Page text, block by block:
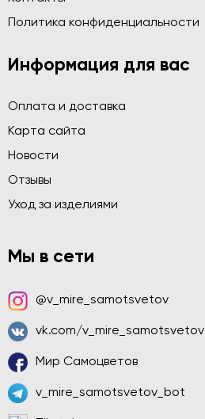
Политика конфиденциальности
Информация для вас
Оплата и доставка
Карта сайта
Новости
Отзывы
Уход за изделиями
Мы в сети
@v_mire_samotsvetov
vk.com/v_mire_samotsvetov
Мир Самоцветов
v_mire_samotsvetov_bot